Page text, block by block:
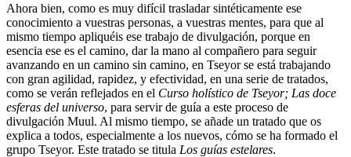
Ahora bien, como es muy difícil trasladar sintéticamente ese
conocimiento a vuestras personas, a vuestras mentes, para que al
mismo tiempo apliquéis ese trabajo de divulgación, porque en
esencia ese es el camino, dar la mano al compañero para seguir
avanzando en un camino sin camino, en Tseyor se está trabajando
con gran agilidad, rapidez, y efectividad, en una serie de tratados,
como se verán reflejados en el Curso holístico de Tseyor; Las doce
esferas del universo, para servir de guía a este proceso de
divulgación Muul. Al mismo tiempo, se añade un tratado que os
explica a todos, especialmente a los nuevos, cómo se ha formado el
grupo Tseyor. Este tratado se titula Los guías estelares.